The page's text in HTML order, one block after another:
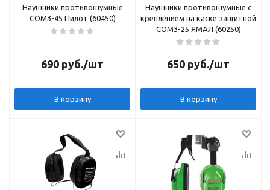
Наушники противошумные
СОМЗ-45 Пилот (60450)
690 руб./шт
В корзину
Наушники противошумные с
креплением на каске защитной
СОМЗ-25 ЯМАЛ (60250)
650 руб./шт
В корзину